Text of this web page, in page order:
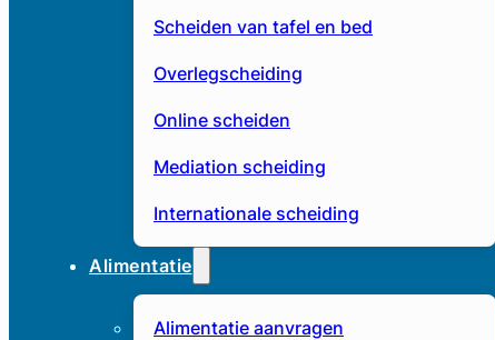
Scheiden van tafel en bed
Overlegscheiding
Online scheiden
Mediation scheiding
Internationale scheiding
Alimentatie
Alimentatie aanvragen